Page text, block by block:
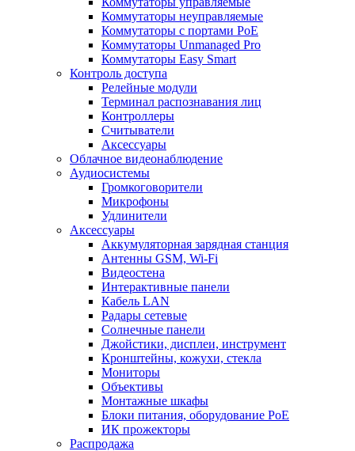
Коммутаторы неуправляемые
Коммутаторы с портами PoE
Коммутаторы Unmanaged Pro
Коммутаторы Easy Smart
Контроль доступа
Релейные модули
Терминал распознавания лиц
Контроллеры
Считыватели
Аксессуары
Облачное видеонаблюдение
Аудиосистемы
Громкоговорители
Микрофоны
Удлинители
Аксессуары
Аккумуляторная зарядная станция
Антенны GSM, Wi-Fi
Видеостена
Интерактивные панели
Кабель LAN
Радары сетевые
Солнечные панели
Джойстики, дисплеи, инструмент
Кронштейны, кожухи, стекла
Мониторы
Объективы
Монтажные шкафы
Блоки питания, оборудование PoE
ИК прожекторы
Распродажа